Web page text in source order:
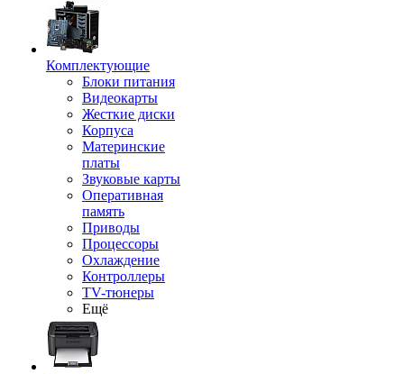
Комплектующие
Блоки питания
Видеокарты
Жесткие диски
Корпуса
Материнские
платы
Звуковые карты
Оперативная
память
Приводы
Процессоры
Охлаждение
Контроллеры
TV-тюнеры
Ещё